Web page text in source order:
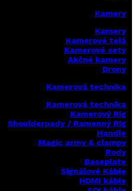
Kamery
Kamery
Kamerové telá
Kamerové sety
Akčné kamery
Drony
Kamerová technika
Kamerová technika
Kamerový Rig
Shoulderpady / Ramenný Rig
Handle
Magic army & clampy
Rody
Baseplate
Signálové Káble
HDMI káble